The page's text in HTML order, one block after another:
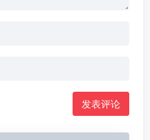
发表评论